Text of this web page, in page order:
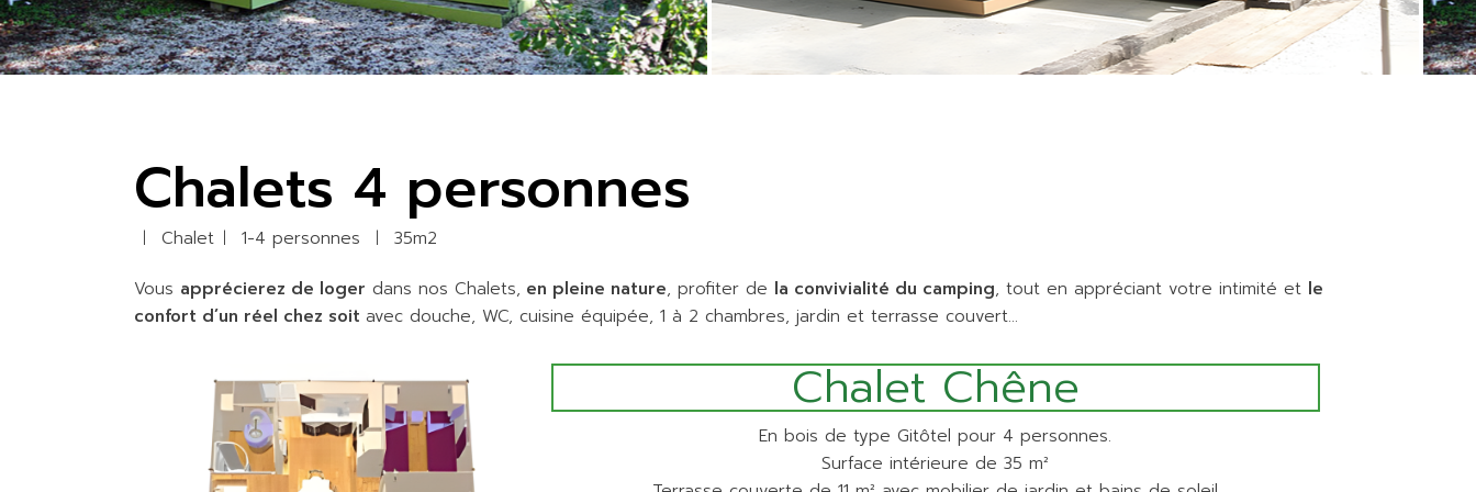
Chalets 4 personnes
Chalet 1-4 personnes 35m2
Vous apprécierez de loger dans nos Chalets, en pleine nature, profiter de la convivialité du camping, tout en appréciant votre intimité et le
confort d’un réel chez soit avec douche, WC, cuisine équipée, 1 à 2 chambres, jardin et terrasse couvert…
Chalet Chêne
En bois de type Gitôtel pour 4 personnes.
Surface intérieure de 35 m²